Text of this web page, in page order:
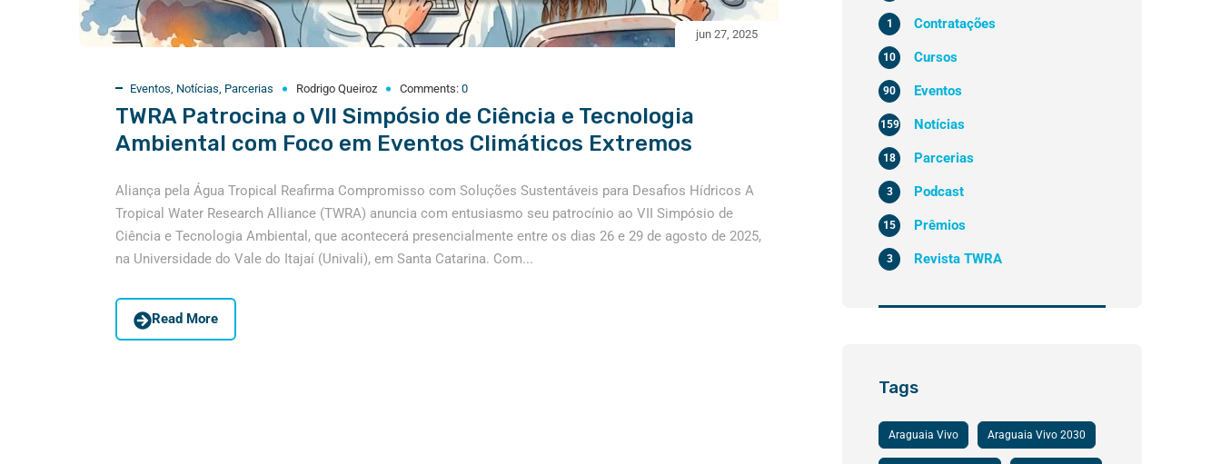
jun 27, 2025
Eventos, Notícias, Parcerias Rodrigo Queiroz Comments: 0
TWRA Patrocina o VII Simpósio de Ciência e Tecnologia
Ambiental com Foco em Eventos Climáticos Extremos
Aliança pela Água Tropical Reafirma Compromisso com Soluções Sustentáveis para Desafios Hídricos A
Tropical Water Research Alliance (TWRA) anuncia com entusiasmo seu patrocínio ao VII Simpósio de
Ciência e Tecnologia Ambiental, que acontecerá presencialmente entre os dias 26 e 29 de agosto de 2025,
na Universidade do Vale do Itajaí (Univali), em Santa Catarina. Com...
Read More
Contratações
1
Cursos
10
Eventos
90
Notícias
159
Parcerias
18
Podcast
3
Prêmios
15
Revista TWRA
3
Tags
Araguaia Vivo Araguaia Vivo 2030